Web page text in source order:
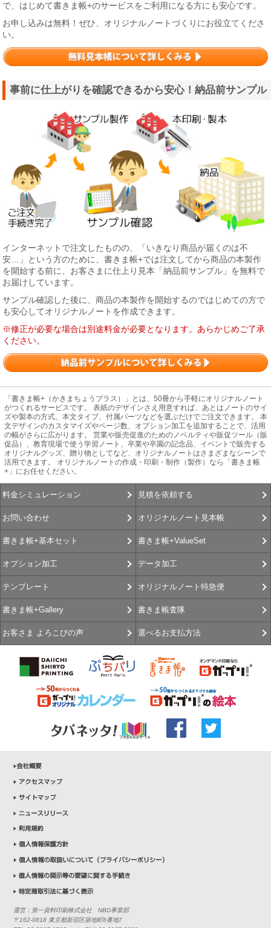
で、はじめて書きま帳+のサービスをご利用になる方にも安心です。
お申し込みは無料！ぜひ、オリジナルノートづくりにお役立てくださ
い。
事前に仕上がりを確認できるから安心！納品前サンプル
インターネットで注文したものの、「いきなり商品が届くのは不
安…」という方のために、書きま帳+では注文してから商品の本製作
を開始する前に、お客さまに仕上り見本「納品前サンプル」を無料で
お届けしています。
サンプル確認した後に、商品の本製作を開始するのではじめての方で
も安心してオリジナルノートを作成できます。
※修正が必要な場合は別途料金が必要となります。あらかじめご了承
ください。
「書きま帳+（かきまちょうプラス）」とは、50冊から手軽にオリジナルノート
がつくれるサービスです。 表紙のデザインさえ用意すれば、あとはノートのサイ
ズや製本の方式、本文タイプ、付属パーツなどを選ぶだけでご注文できます。 本
文デザインのカスタマイズやページ数、オプション加工を追加することで、活用
の幅がさらに広がります。 営業や販売促進のためのノベルティや販促ツール（販
促品）、教育現場で使う学習ノート、卒業や卒園の記念品、イベントで販売する
オリジナルグッズ、贈り物としてなど、オリジナルノートはさまざまなシーンで
活用できます。 オリジナルノートの作成・印刷・制作（製作）なら「書きま帳
+」にお任せください。
料金シミュレーション 見積を依頼する
お問い合わせ オリジナルノート見本帳
書きま帳+基本セット 書きま帳+ValueSet
オプション加工 データ加工
テンプレート オリジナルノート特急便
書きま帳+Gallery 書きま帳査隊
お客さま よろこびの声 選べるお支払方法
運営：第一資料印刷株式会社 NBD事業部
〒162-0818 東京都新宿区築地町8番地7